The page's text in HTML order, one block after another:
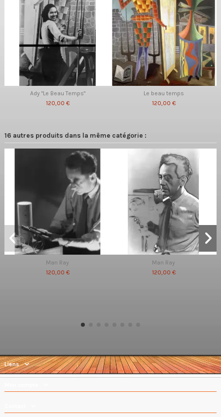
Ady "Le Beau Temps"
120,00 €
Le beau temps
120,00 €
16 autres produits dans la même catégorie :
Man Ray
120,00 €
Man Ray
120,00 €
Liens